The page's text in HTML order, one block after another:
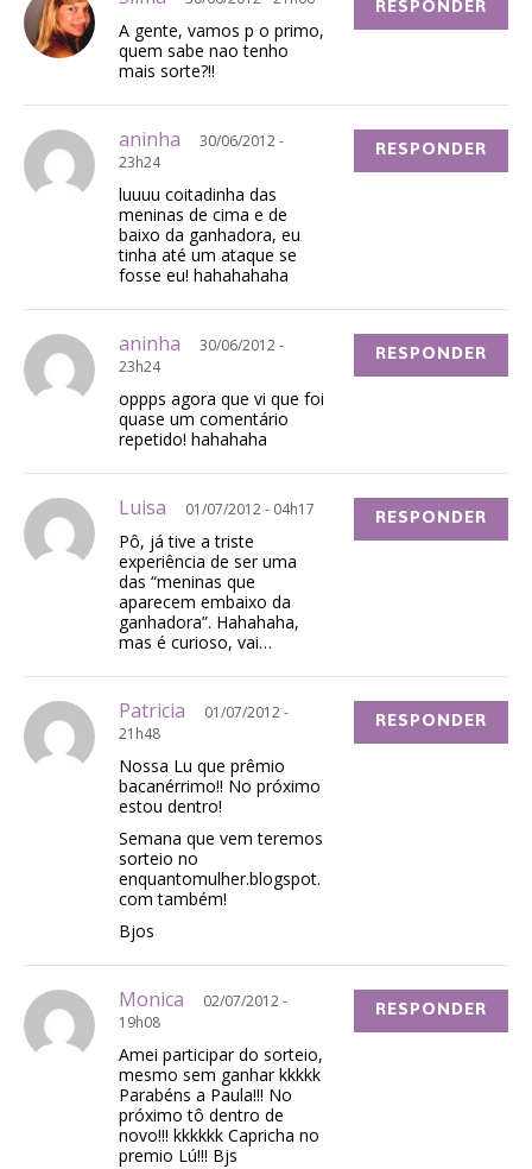
A gente, vamos p o primo,
quem sabe nao tenho
mais sorte?!!
RESPONDER
aninha
30/06/2012 -
23h24
luuuu coitadinha das
meninas de cima e de
baixo da ganhadora, eu
tinha até um ataque se
fosse eu! hahahahaha
RESPONDER
aninha
30/06/2012 -
23h24
oppps agora que vi que foi
quase um comentário
repetido! hahahaha
RESPONDER
Luisa 01/07/2012 - 04h17
Pô, já tive a triste
experiência de ser uma
das “meninas que
aparecem embaixo da
ganhadora”. Hahahaha,
mas é curioso, vai…
RESPONDER
Patricia
01/07/2012 -
21h48
Nossa Lu que prêmio
bacanérrimo!! No próximo
estou dentro!
Semana que vem teremos
sorteio no
enquantomulher.blogspot.
com também!
Bjos
RESPONDER
Monica
02/07/2012 -
19h08
Amei participar do sorteio,
mesmo sem ganhar kkkkk
Parabéns a Paula!!! No
próximo tô dentro de
novo!!! kkkkkk Capricha no
premio Lú!!! Bjs
RESPONDER